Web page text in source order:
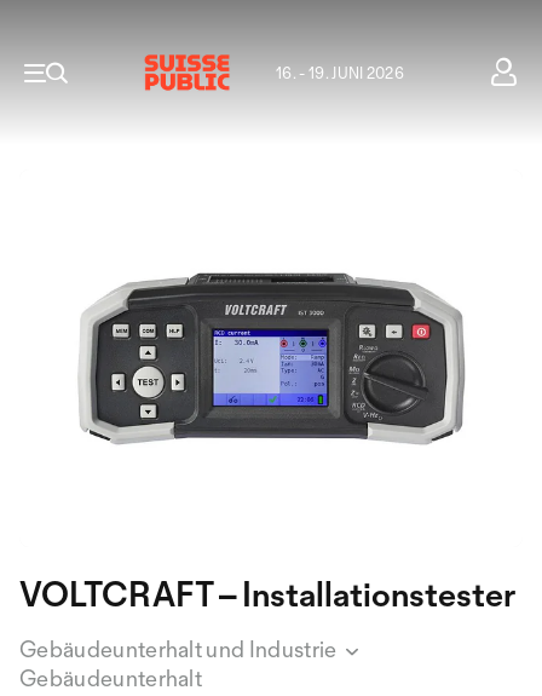
16. - 19. JUNI 2026
VOLTCRAFT – Installationstester
Gebäudeunterhalt und Industrie
Gebäudeunterhalt